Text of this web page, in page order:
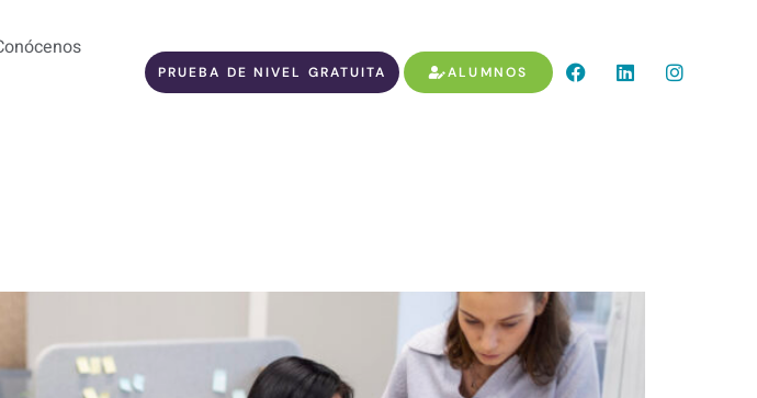
PRUEBA DE NIVEL GRATUITA ALUMNOS